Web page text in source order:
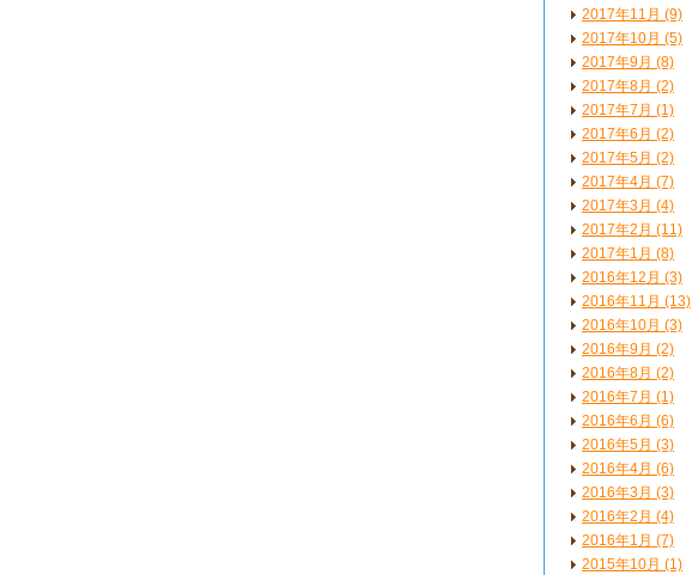
2017年11月 (9)
2017年10月 (5)
2017年9月 (8)
2017年8月 (2)
2017年7月 (1)
2017年6月 (2)
2017年5月 (2)
2017年4月 (7)
2017年3月 (4)
2017年2月 (11)
2017年1月 (8)
2016年12月 (3)
2016年11月 (13)
2016年10月 (3)
2016年9月 (2)
2016年8月 (2)
2016年7月 (1)
2016年6月 (6)
2016年5月 (3)
2016年4月 (6)
2016年3月 (3)
2016年2月 (4)
2016年1月 (7)
2015年10月 (1)